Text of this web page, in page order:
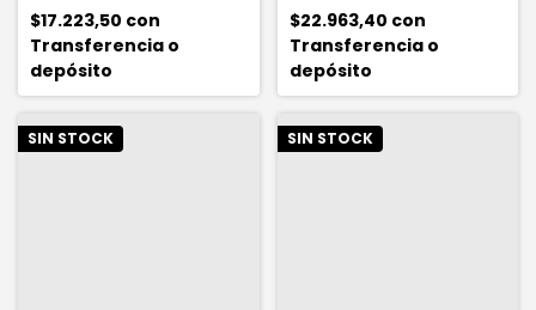
$17.223,50 con
Transferencia o
depósito
$22.963,40 con
Transferencia o
depósito
SIN STOCK SIN STOCK